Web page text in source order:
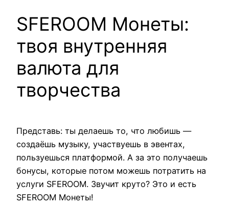
SFEROOM Монеты:
твоя внутренняя
валюта для
творчества
Представь: ты делаешь то, что любишь —
создаёшь музыку, участвуешь в эвентах,
пользуешься платформой. А за это получаешь
бонусы, которые потом можешь потратить на
услуги SFEROOM. Звучит круто? Это и есть
SFEROOM Монеты!